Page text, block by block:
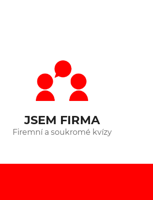
JSEM FIRMA
Firemní a soukromé kvízy